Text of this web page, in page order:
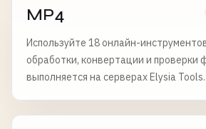
MP4
Используйте 18 онлайн-
обработки, конвертации и проверки
выполняется на серверах Elysia Tools.